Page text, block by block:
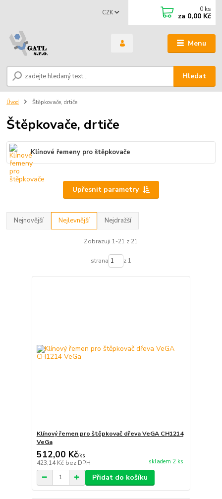
Menu
CZK
Hledat
0 ks
za 0,00 Kč
Úvod Štěpkovače, drtiče
Štěpkovače, drtiče
Klínové řemeny pro štěpkovače
Upřesnit parametry
Nejnovější Nejlevnější Nejdražší
Zobrazuji 1-21 z 21
strana z 1
Klínový řemen pro štěpkovač dřeva VeGA CH1214
VeGa
512,00 Kč/ks
423,14 Kč bez DPH skladem 2 ks
Přidat do košíku